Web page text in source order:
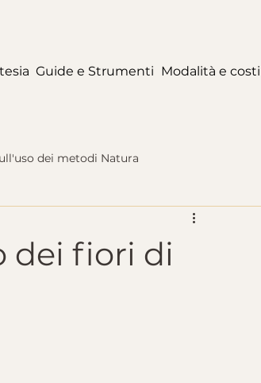
Guide e Strumenti Modalità e costi
dei metodi Natura
dei fiori di